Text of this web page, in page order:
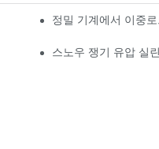
정밀 기계에서 이중
스노우 쟁기 유압 실